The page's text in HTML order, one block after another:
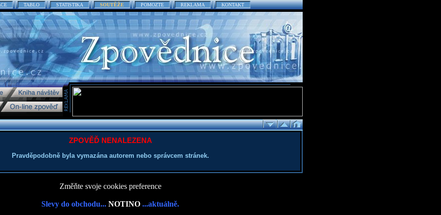
TABLO STATISTIKA SOUTĚŽE POMOZTE REKLAMA KONTAKT
ZPOVĚĎ NENALEZENA
Pravděpodobně byla vymazána autorem nebo správcem stránek.
Změňte svoje cookies preference
Slevy do obchodu... NOTINO ...aktuálně.